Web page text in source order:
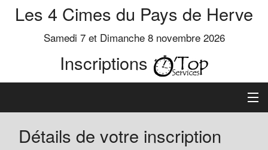
Les 4 Cimes du Pays de Herve
Samedi 7 et Dimanche 8 novembre 2026
Inscriptions
Inscription
Détails de votre inscription